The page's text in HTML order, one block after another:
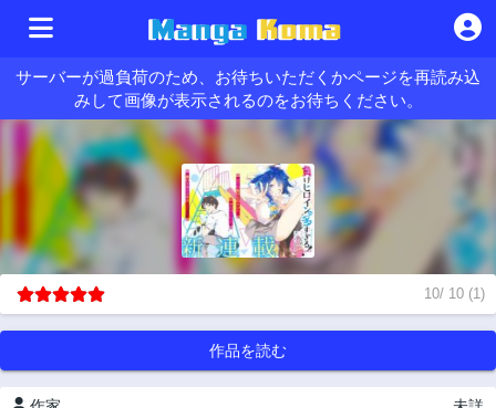
サーバーが過負荷のため、お待ちいただくかページを再読み込
みして画像が表示されるのをお待ちください。
10/ 10 (1)
作品を読む